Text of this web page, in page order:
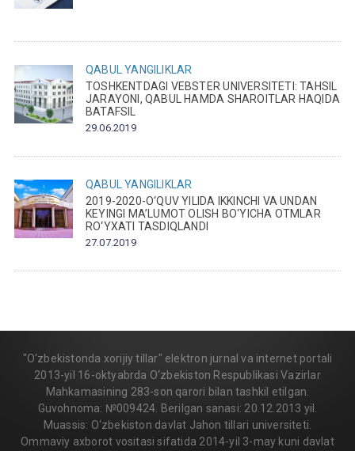
QABUL
YANGILIKLAR
TOSHKENTDAGI VEBSTER UNIVERSITETI: TAHSIL
JARAYONI, QABUL HAMDA SHAROITLAR HAQIDA
BATAFSIL
29.06.2019
QABUL
YANGILIKLAR
2019-2020-O‘QUV YILIDA IKKINCHI VA UNDAN
KEYINGI MA’LUMOT OLISH BO‘YICHA OTMLAR
RO‘YXATI TASDIQLANDI
27.07.2019
"O‘zbekistonda xorijiy tillar" elektron jurnal va internet portali
2013-yil 16-oktyabrda O‘zbekiston Respublikasi Vazirlar
Mahkamasining 283-son qarori bilan tashkil etilgan.
Guvohnoma: №009424. Berilgan sanasi: 20.12.2013 yil.
Muassis: O‘zbekiston davlat Jahon tillari universiteti.
Ommaviy axborot vositasi sifatida 2014-yil 3-may kuni davlat